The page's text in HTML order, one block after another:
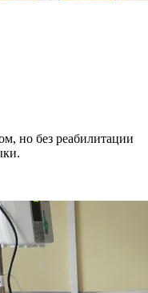
но без реабилитации